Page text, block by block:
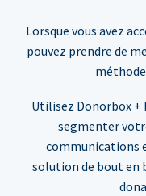
Lorsque vous avez
pouvez prendre de
Utilisez Donorbox +
segmenter
communications
solution de bout en